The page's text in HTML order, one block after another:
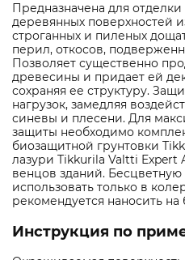
Предназначена для
деревянных поверхностей
строганных и пиленых
перил, откосов,
Позволяет существенно
древесины и придает ей
сохраняя ее структуру.
нагрузок, замедляя
синевы и плесени. Для
защиты необходимо
биозащитной грунтовки
лазури Tikkurila Valtti Expert
венцов зданий. Бесцветную
использовать только в
рекомендуется наносить
Инструкция по